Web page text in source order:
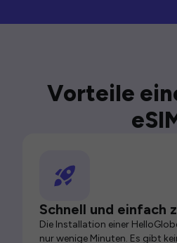
Vorteile
Schnell und einfach
Die Installation einer
nur wenige Minuten. Es gibt